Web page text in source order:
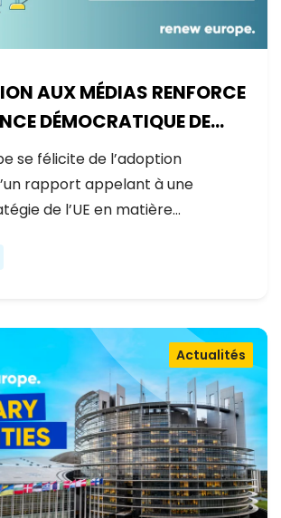
AUX MÉDIAS RENFORCE
DÉMOCRATIQUE DE
se félicite de l’adoption
rapport appelant à une
de l’UE en matière…
Actualités